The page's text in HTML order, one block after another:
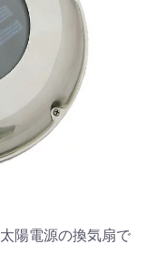
陽電源の換気扇で